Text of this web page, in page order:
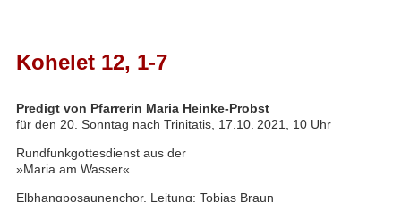
Kohelet 12, 1-7
Predigt von Pfarrerin Maria Heinke-Probst
für den 20. Sonntag nach Trinitatis, 17.10. 2021, 10 Uhr
Rundfunkgottesdienst aus der
»Maria am Wasser«
Elbhangposaunenchor, Leitung: Tobias Braun